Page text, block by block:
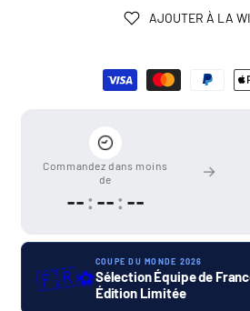
AJOUTER À LA
Commandez dans moins
de
--: --: --
🇫🇷⚽
COUPE DU MONDE 2026
Sélection Équipe de
Édition Limitée